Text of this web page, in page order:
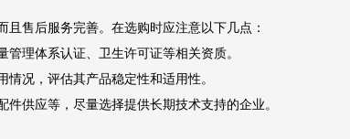
售后服务完善。在选购时应注意以下几点：
理体系认证、卫生许可证等相关资质。
况，评估其产品稳定性和适用性。
供应等，尽量选择提供长期技术支持的企业。